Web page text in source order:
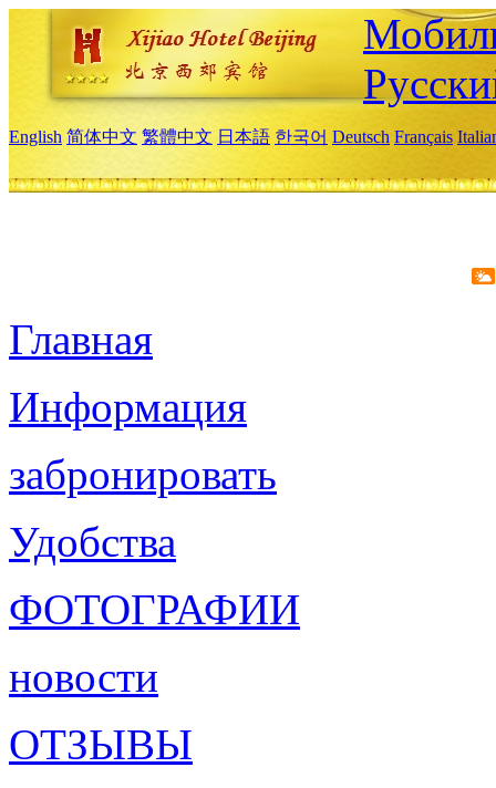
English 简体中文 繁體中文 日本語 한국어 Deutsch Français
Главная
Информация
забронировать
Удобства
ФОТОГРАФИИ
новости
ОТЗЫВЫ